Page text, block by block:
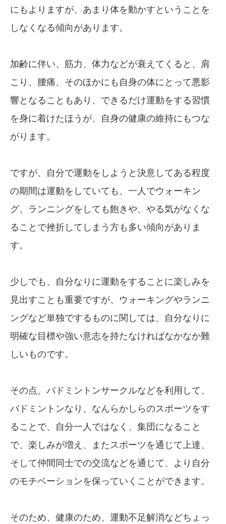
にもよりますが、あまり体を動かすということを
しなくなる傾向があります。
加齢に伴い、筋力、体力などが衰えてくると、肩
こり、腰痛、そのほかにも自身の体にとって悪影
響となることもあり、できるだけ運動をする習慣
を身に着けたほうが、自身の健康の維持にもつな
がります。
ですが、自分で運動をしようと決意してある程度
の期間は運動をしていても、一人でウォーキン
グ、ランニングをしても飽きや、やる気がなくな
ることで挫折してしまう方も多い傾向がありま
す。
少しでも、自分なりに運動をすることに楽しみを
見出すことも重要ですが、ウォーキングやランニ
ングなど単独でするものに関しては、自分なりに
明確な目標や強い意志を持たなければなかなか難
しいものです。
その点、バドミントンサークルなどを利用して、
バドミントンなり、なんらかしらのスポーツをす
ることで、自分一人ではなく、集団になること
で、楽しみが増え、またスポーツを通じて上達、
そして仲間同士での交流などを通じて、より自分
のモチベーションを保っていくことができます。
そのため、健康のため、運動不足解消などちょっ